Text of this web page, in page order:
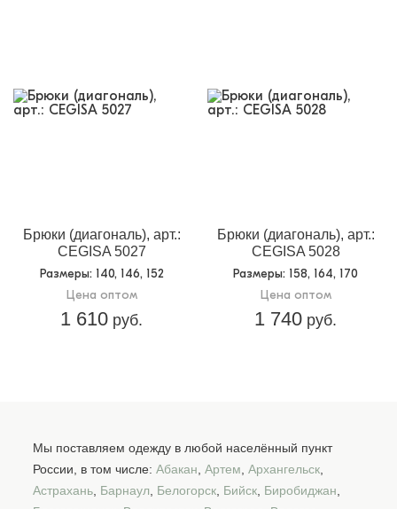
у одного из карманов пришит небольшой
тканевый лейбл
Брюки (диагональ), арт.:
CEGISA 5027
Размеры: 140, 146, 152
Цена оптом
1 610 руб.
Брюки (диагональ), арт.:
CEGISA 5028
Размеры: 158, 164, 170
Цена оптом
1 740 руб.
Мы поставляем одежду в любой населённый пункт
России, в том числе: Абакан, Артем, Архангельск,
Астрахань, Барнаул, Белогорск, Бийск, Биробиджан,